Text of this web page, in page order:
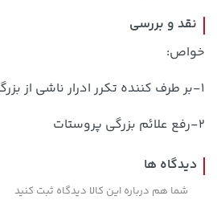
141,000 تومان
165,900
نقد و بررسی
خواص:
1-بر طرف کننده تکرر ادرار ناشی از بزرگی پروستات
2-رفع علائم بزرگی پروستات
دیدگاه ها
شما هم درباره این کالا دیدگاه ثبت کنید